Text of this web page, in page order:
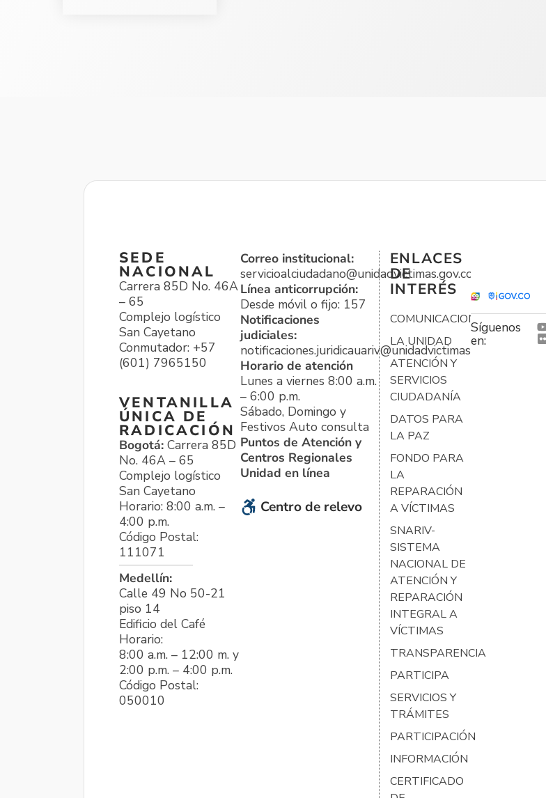
SEDE
NACIONAL
Carrera 85D No. 46A
– 65
Complejo logístico
San Cayetano
Conmutador: +57
(601) 7965150
VENTANILLA
ÚNICA DE
RADICACIÓN
Bogotá: Carrera 85D
No. 46A – 65
Complejo logístico
San Cayetano
Horario: 8:00 a.m. –
4:00 p.m.
Código Postal:
111071
Medellín:
Calle 49 No 50-21
piso 14
Edificio del Café
Horario:
8:00 a.m. – 12:00 m. y
2:00 p.m. – 4:00 p.m.
Código Postal:
050010
Correo institucional:
servicioalciudadano@unidadvictimas.gov.co
Línea anticorrupción:
Desde móvil o fijo: 157
Notificaciones
judiciales:
notificaciones.juridicauariv@unidadvictimas.gov.co
Horario de atención
Lunes a viernes 8:00 a.m.
– 6:00 p.m.
Sábado, Domingo y
Festivos Auto consulta
Puntos de Atención y
Centros Regionales
Unidad en línea
Centro de relevo
ENLACES
DE
INTERÉS
COMUNICACIONES
LA UNIDAD
ATENCIÓN Y
SERVICIOS
CIUDADANÍA
DATOS PARA
LA PAZ
FONDO PARA
LA
REPARACIÓN
A VÍCTIMAS
SNARIV-
SISTEMA
NACIONAL DE
ATENCIÓN Y
REPARACIÓN
INTEGRAL A
VÍCTIMAS
TRANSPARENCIA
PARTICIPA
SERVICIOS Y
TRÁMITES
PARTICIPACIÓN
INFORMACIÓN
CERTIFICADO
Síguenos
en: